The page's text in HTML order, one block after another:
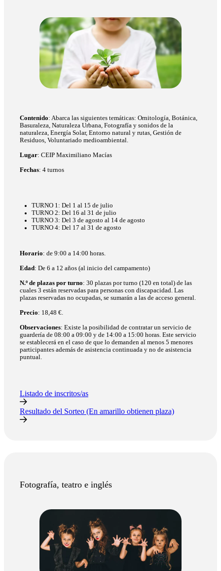
Contenido: Abarca las siguientes temáticas: Ornitología, Botánica,
Basuraleza, Naturaleza Urbana, Fotografía y sonidos de la
naturaleza, Energía Solar, Entorno natural y rutas, Gestión de
Residuos, Voluntariado medioambiental.
Lugar: CEIP Maximiliano Macías
Fechas: 4 turnos
TURNO 1: Del 1 al 15 de julio
TURNO 2: Del 16 al 31 de julio
TURNO 3: Del 3 de agosto al 14 de agosto
TURNO 4: Del 17 al 31 de agosto
Horario: de 9:00 a 14:00 horas.
Edad: De 6 a 12 años (al inicio del campamento)
N.º de plazas por turno: 30 plazas por turno (120 en total) de las
cuales 3 están reservadas para personas con discapacidad. Las
plazas reservadas no ocupadas, se sumarán a las de acceso general.
Precio: 18,48 €.
Observaciones: Existe la posibilidad de contratar un servicio de
guardería de 08:00 a 09:00 y de 14:00 a 15:00 horas. Este servicio
se establecerá en el caso de que lo demanden al menos 5 menores
participantes además de asistencia continuada y no de asistencia
puntual.
Listado de inscritos/as
Resultado del Sorteo (En amarillo obtienen plaza)
Fotografía, teatro e inglés